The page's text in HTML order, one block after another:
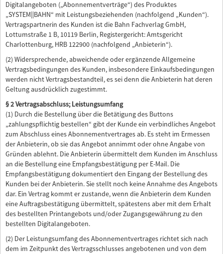
Digitalangeboten („Abonnementverträge“) des Produktes
„SYSTEM||BAHN“ mit Leistungsbeziehenden (nachfolgend „Kunden“).
Vertragspartnerin des Kunden ist die Bahn Fachverlag GmbH,
Lottumstraße 1 B, 10119 Berlin, Registergericht: Amtsgericht
Charlottenburg, HRB 122900 (nachfolgend „Anbieterin“).
(2) Widersprechende, abweichende oder ergänzende Allgemeine
Vertragsbedingungen des Kunden, insbesondere Einkaufsbedingungen
werden nicht Vertragsbestandteil, es sei denn die Anbieterin hat deren
Geltung ausdrücklich zugestimmt.
§ 2 Vertragsabschluss; Leistungsumfang
(1) Durch die Bestellung über die Betätigung des Buttons
„zahlungspflichtig bestellen“ gibt der Kunde ein verbindliches Angebot
zum Abschluss eines Abonnementvertrages ab. Es steht im Ermessen
der Anbieterin, ob sie das Angebot annimmt oder ohne Angabe von
Gründen ablehnt. Die Anbieterin übermittelt dem Kunden im Anschluss
an die Bestellung eine Empfangsbestätigung per E-Mail. Die
Empfangsbestätigung dokumentiert den Eingang der Bestellung des
Kunden bei der Anbieterin. Sie stellt noch keine Annahme des Angebots
dar. Ein Vertrag kommt er zustande, wenn die Anbieterin dem Kunden
eine Auftragsbestätigung übermittelt, spätestens aber mit dem Erhalt
des bestellten Printangebots und/oder Zugangsgewährung zu den
bestellten Digitalangeboten.
(2) Der Leistungsumfang des Abonnementvertrages richtet sich nach
dem im Zeitpunkt des Vertragsschlusses angebotenen und von dem